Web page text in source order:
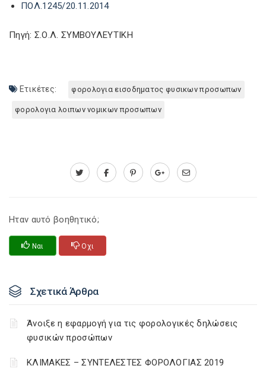
ΠΟΛ.1245/20.11.2014
Πηγή: Σ.Ο.Λ. ΣΥΜΒΟΥΛΕΥΤΙΚΗ
Ετικέτες: φορολογια εισοδηματος φυσικων προσωπων
φορολογια λοιπων νομικων προσωπων
Ηταν αυτό βοηθητικό;
Ναι Οχι
Σχετικά Άρθρα
Άνοιξε η εφαρμογή για τις φορολογικές δηλώσεις
φυσικών προσώπων
ΚΛΙΜΑΚΕΣ – ΣΥΝΤΕΛΕΣΤΕΣ ΦΟΡΟΛΟΓΙΑΣ 2019